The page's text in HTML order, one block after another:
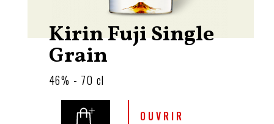
Kirin Fuji Single
Grain
46% - 70 cl
OUVRIR